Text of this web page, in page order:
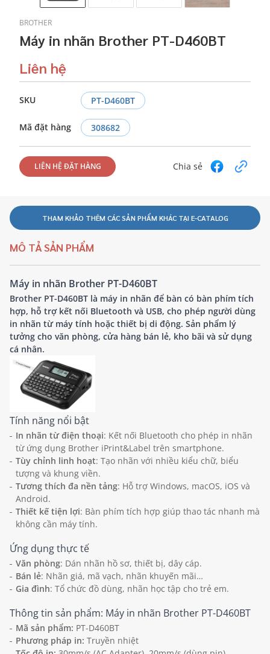
BROTHER
Máy in nhãn Brother PT-D460BT
Liên hệ
SKU PT-D460BT
Mã đặt hàng 308682
LIÊN HỆ ĐẶT HÀNG Chia sẻ
THAM KHẢO THÊM CÁC SẢN PHẨM KHÁC TẠI E-CATALOG
MÔ TẢ SẢN PHẨM
Máy in nhãn Brother PT-D460BT
Brother PT-D460BT là máy in nhãn để bàn có bàn phím tích
hợp, hỗ trợ kết nối Bluetooth và USB, cho phép người dùng
in nhãn từ máy tính hoặc thiết bị di động. Sản phẩm lý
tưởng cho văn phòng, cửa hàng bán lẻ, kho bãi và sử dụng
cá nhân.
Tính năng nổi bật
In nhãn từ điện thoại: Kết nối Bluetooth cho phép in nhãn
từ ứng dụng Brother iPrint&Label trên smartphone.
Tùy chỉnh linh hoạt: Tạo nhãn với nhiều kiểu chữ, biểu
tượng và khung viền.
Tương thích đa nền tảng: Hỗ trợ Windows, macOS, iOS và
Android.
Thiết kế tiện lợi: Bàn phím tích hợp giúp thao tác nhanh mà
không cần máy tính.
Ứng dụng thực tế
Văn phòng: Dán nhãn hồ sơ, thiết bị, dây cáp.
Bán lẻ: Nhãn giá, mã vạch, nhãn khuyến mãi…
Gia đình: Tổ chức đồ dùng, nhãn học tập cho trẻ em.
Thông tin sản phẩm: Máy in nhãn Brother PT-D460BT
Mã sản phẩm: PT-D460BT
Phương pháp in: Truyền nhiệt